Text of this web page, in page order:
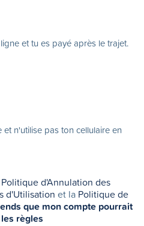
et tu es payé après le trajet.
et n'utilise pas ton cellulaire en
Politique d'Annulation des
d'Utilisation et la Politique de
que mon compte pourrait
règles